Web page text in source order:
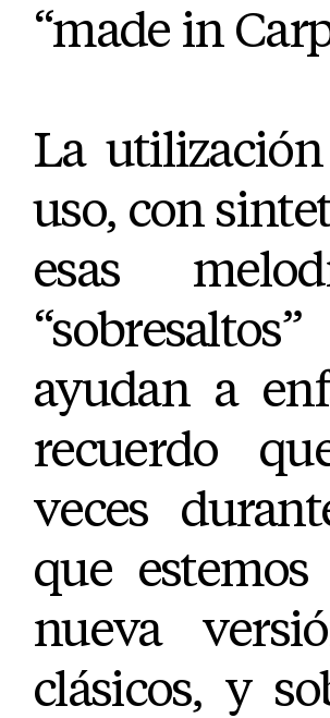
“made in
La
uso, con
esas
ayudan a
recuerdo
veces
que
nueva
clásicos, y